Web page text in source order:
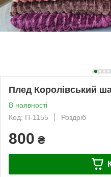
Плед Королівський
В наявності
Код: П-1155
Роздріб
800 ₴